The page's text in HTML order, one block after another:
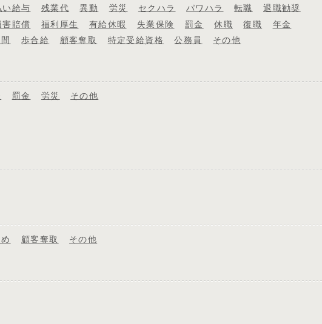
給与 残業代 異動 労災 セクハラ パワハラ 転職
退職勧奨
害賠償 福利厚生 有給休暇 失業保険 罰金 休職 復職
年金
歩合給 顧客奪取 特定受給資格 公務員 その他
罰金 労災 その他
顧客奪取 その他